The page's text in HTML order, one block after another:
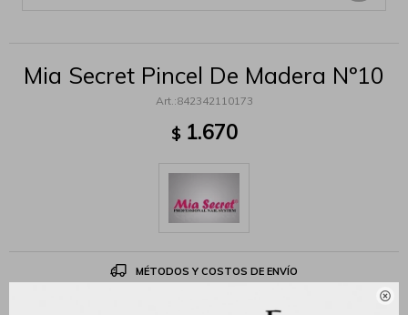

Mia Secret Pincel De Madera Nº10
842342110173
$ 1.670
MÉTODOS Y COSTOS DE ENVÍO